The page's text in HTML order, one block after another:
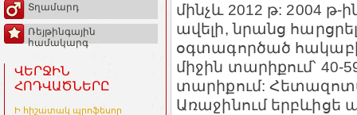
Տղամարդ
Ռեյթինգային
համակարգ
ՎԵՐՋԻՆ
ՀՈԴՎԱԾՆԵՐԸ
Ի հիշատակ պրոֆեսոր
մինչև 2012 թ: 2004
ավելի, նրանց
օգտագործած
միջին տարիքում՝ 40-
տարիքում:
Առաջինում երբևիցե